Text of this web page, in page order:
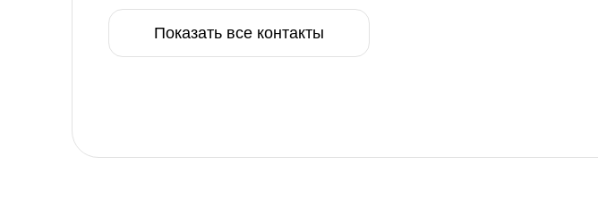
Показать все контакты